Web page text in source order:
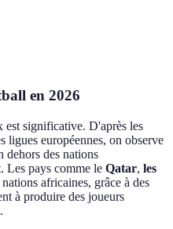
en 2026
est significative. D'après les
ligues européennes, on observe
dehors des nations
Les pays comme le Qatar, les
africaines, grâce à des
à produire des joueurs